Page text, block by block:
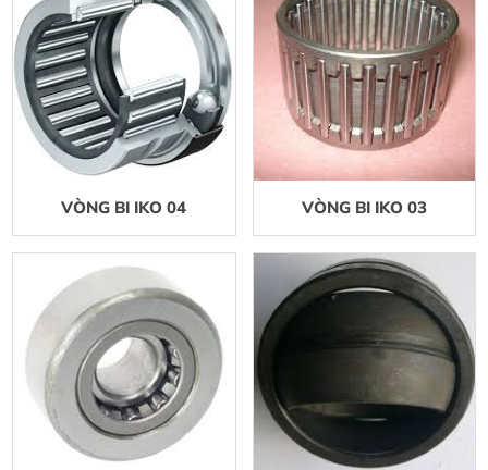
VÒNG BI IKO 04 VÒNG BI IKO 03
vòng bi NTN thay đổi bao bì mới, Công
Vòng bi bạc đạn TIMKEN (USA)
368/363D+X3S-368
Vòng bi bạc đạn TIMKEN (USA)
368/363D+X3S-368 được sừ dụng
những máy móc công trình : xe cẩu ,xe
cuốc ,xe đào
Vit me R32-10T4 FSI HIWIN